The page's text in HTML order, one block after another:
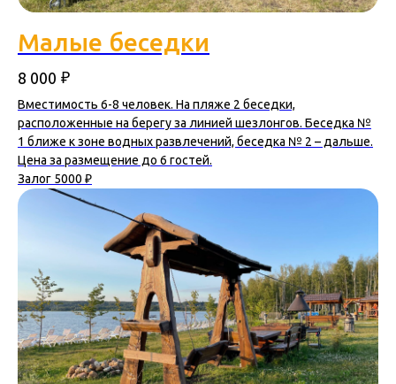
Малые беседки
8 000 ₽
Вместимость 6-8 человек. На пляже 2 беседки,
расположенные на берегу за линией шезлонгов. Беседка №
1 ближе к зоне водных развлечений, беседка № 2 – дальше.
Цена за размещение до 6 гостей.
Залог 5000 ₽